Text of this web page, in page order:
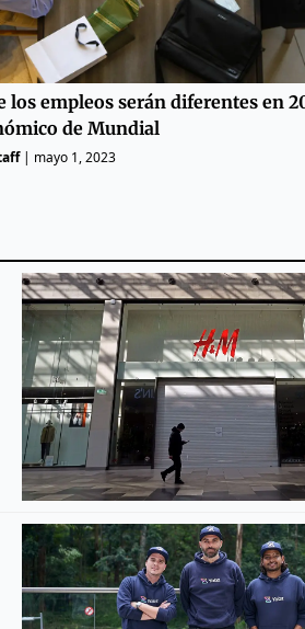
los empleos serán diferentes en
de Mundial
| mayo 1, 2023